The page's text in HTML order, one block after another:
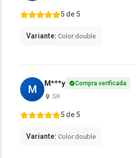
5 de 5
Variante: Color:double
M M***y Compra verificada
SK
5 de 5
Variante: Color:double